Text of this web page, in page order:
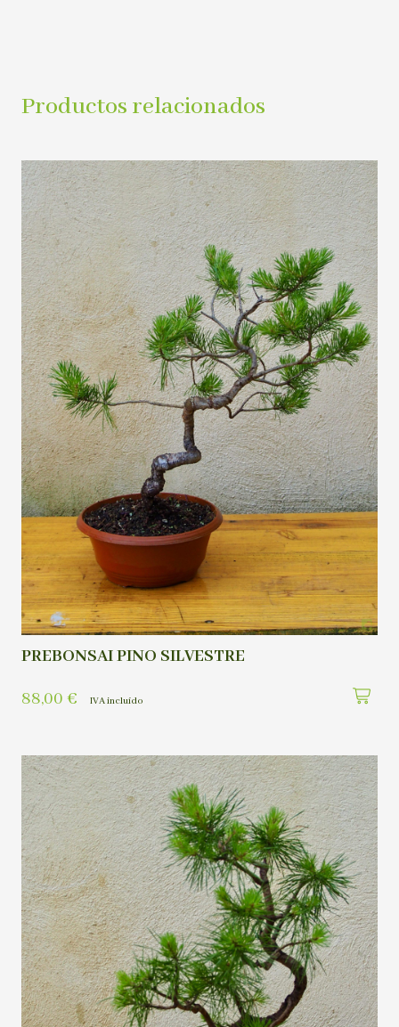
Productos relacionados
PREBONSAI PINO SILVESTRE
88,00 € IVA incluído